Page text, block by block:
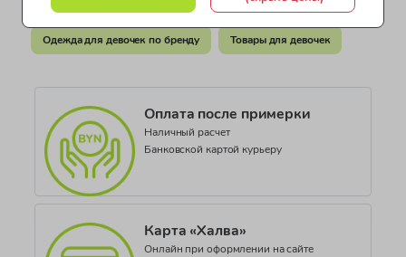
Коллекция
SPECIAL PRICE_PR717 AI09
Одежда для девочек по возрасту
Одежда для девочек по бренду Товары для девочек
Оплата после примерки
Наличный расчет
Банковской картой курьеру
Карта «Халва»
Онлайн при оформлении на сайте